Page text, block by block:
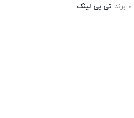
برند::تی پی لینک